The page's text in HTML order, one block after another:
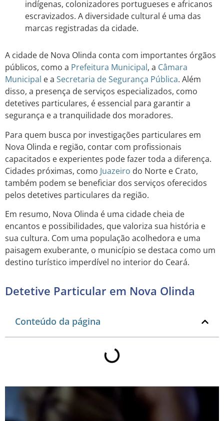
indígenas, colonizadores portugueses e africanos
escravizados. A diversidade cultural é uma das
marcas registradas da cidade.
A cidade de Nova Olinda conta com importantes órgãos
públicos, como a Prefeitura Municipal, a Câmara
Municipal e a Secretaria de Segurança Pública. Além
disso, a presença de serviços especializados, como
detetives particulares, é essencial para garantir a
segurança e a tranquilidade dos moradores.
Para quem busca por investigações particulares em
Nova Olinda e região, contar com profissionais
capacitados e experientes pode fazer toda a diferença.
Cidades próximas, como Juazeiro do Norte e Crato,
também podem se beneficiar dos serviços oferecidos
pelos detetives particulares da região.
Em resumo, Nova Olinda é uma cidade cheia de
encantos e possibilidades, que valoriza sua história e
sua cultura. Com uma população acolhedora e uma
paisagem exuberante, o município se destaca como um
destino turístico imperdível no interior do Ceará.
Detetive Particular em Nova Olinda
Conteúdo da página